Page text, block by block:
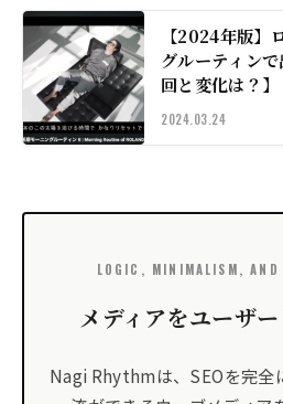
【2024年版】
グルーティン
回と変化は？】
2024.03.24
LOGIC, MINIMALISM, AND
メディアをユーザー
Nagi Rhythmは、SEOを完全